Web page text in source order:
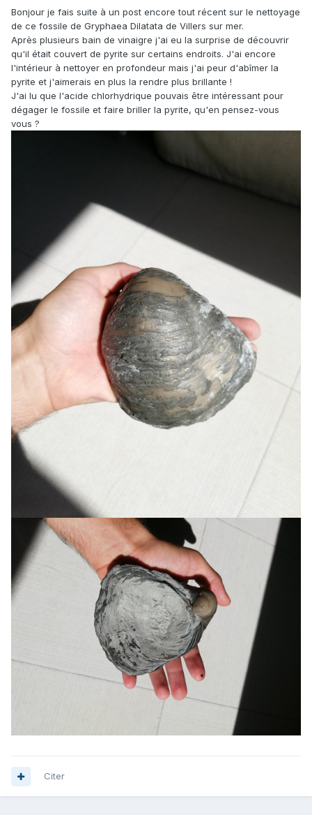
Bonjour je fais suite à un post encore tout récent sur le nettoyage
de ce fossile de Gryphaea Dilatata de Villers sur mer.
Après plusieurs bain de vinaigre j'ai eu la surprise de découvrir
qu'il était couvert de pyrite sur certains endroits. J'ai encore
l'intérieur à nettoyer en profondeur mais j'ai peur d'abîmer la
pyrite et j'aimerais en plus la rendre plus brillante !
J'ai lu que l'acide chlorhydrique pouvais être intéressant pour
dégager le fossile et faire briller la pyrite, qu'en pensez-vous
vous ?
Citer